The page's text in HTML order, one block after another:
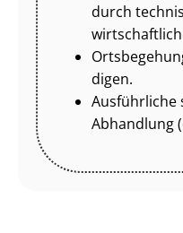
durch
di­gen.
Ausführliche
Abhandlung